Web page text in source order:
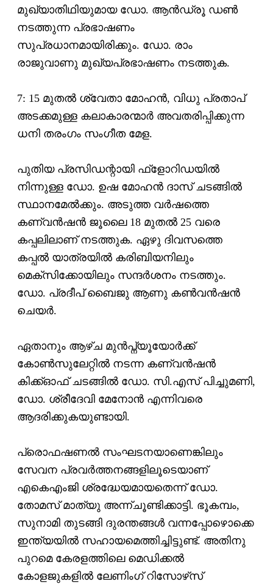
മുഖ്യാതിഥിയുമായ ഡോ. ആന്‍ഡ്രൂ ഡണ്‍
നടത്തുന്ന പ്രഭാഷണം
സുപ്രധാനമായിരിക്കും. ഡോ. രാം
രാജുവാണു മുഖ്യപ്രഭാഷണം നടത്തുക.
7: 15 മുതല്‍ ശ്വേതാ മോഹന്‍, വിധു പ്രതാപ്
അടക്കമുള്ള കലാകാരന്മാര്‍ അവതരിപ്പിക്കുന്ന
ധനി തരംഗം സംഗീത മേള.
പുതിയ പ്രസിഡന്റായി ഫ്‌ളോറിഡയില്‍
നിന്നുള്ള ഡോ. ഉഷ മോഹന്‍ ദാസ് ചടങ്ങില്‍
സ്ഥാനമേല്‍ക്കും. അടുത്ത വര്‍ഷത്തെ
കണ്വന്‍ഷന്‍ ജൂലൈ 18 മുതല്‍ 25 വരെ
കപ്പലിലാണ് നടത്തുക. ഏഴു ദിവസത്തെ
കപ്പല്‍ യാത്രയില്‍ കരിബിയനിലും
മെക്‌സിക്കോയിലും സന്ദര്‍ശനം നടത്തും.
ഡോ. പ്രദീപ് ബൈജു ആണു കണ്‍വന്‍ഷന്‍
ചെയര്‍.
ഏതാനും ആഴ്ച മുന്‍പ്ന്യൂയോര്‍ക്ക്
കോണ്‍സുലേറ്റില്‍ നടന്ന കണ്വന്‍ഷന്‍
കിക്ക്ഓഫ് ചടങ്ങില്‍ ഡോ. സി.എസ് പിച്ചുമണി,
ഡോ. ശ്രീദേവി മേനോന്‍ എന്നിവരെ
ആദരിക്കുകയുണ്ടായി.
പ്രൊഫഷണല്‍ സംഘടനയാണെങ്കിലും
സേവന പ്രവര്‍ത്തനങ്ങളിലൂടെയാണ്
എകെഎംജി ശ്രദ്ധേയമായതെന്ന് ഡോ.
തോമസ് മാത്യു അന്ന്ചൂണ്ടിക്കാട്ടി. ഭൂകമ്പം,
സുനാമി തുടങ്ങി ദുരന്തങ്ങള്‍ വന്നപ്പോഴൊക്കെ
ഇന്ത്യയില്‍ സഹായമെത്തിച്ചിട്ടുണ്ട്. അതിനു
പുറമെ കേരളത്തിലെ മെഡിക്കല്‍
കോളജുകളില്‍ ലേണിംഗ് റിസോഴ്‌സ്